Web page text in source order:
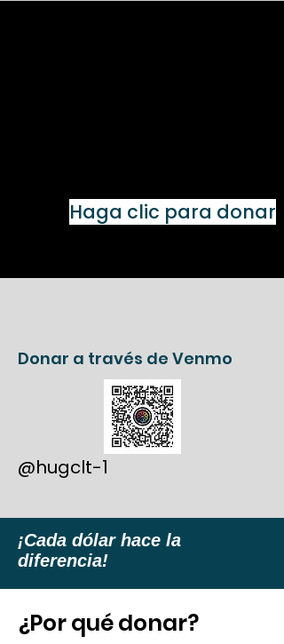
Haga clic para donar
Donar a través de Venmo
@hugclt-1
¡Cada dólar hace la
diferencia!
¿Por qué donar?